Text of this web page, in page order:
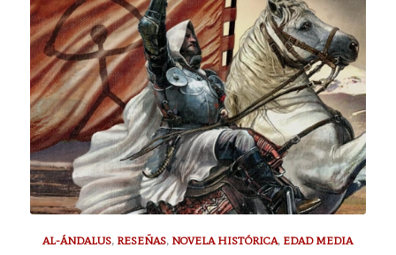
AL-ÁNDALUS, RESEÑAS, NOVELA HISTÓRICA, EDAD MEDIA